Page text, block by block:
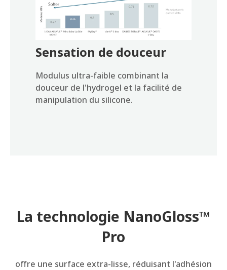
Sensation de douceur
Modulus ultra-faible combinant la
douceur de l'hydrogel et la facilité de
manipulation du silicone.
La technologie NanoGloss™
Pro
offre une surface extra-lisse, réduisant l'adhésion